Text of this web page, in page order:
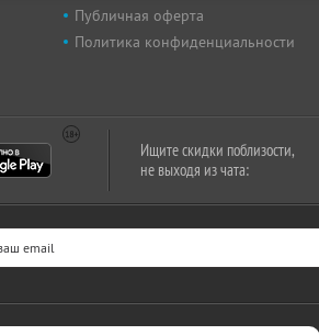
Публичная оферта
Политика конфиденциальности
Ищите скидки поблизости,
не выходя из чата: